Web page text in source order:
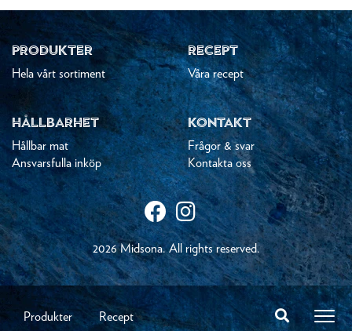
Produkter Recept
PRODUKTER
Hela vårt sortiment
RECEPT
Våra recept
HÅLLBARHET
Hållbar mat
Ansvarsfulla inköp
KONTAKT
Frågor & svar
Kontakta oss
2026 Midsona. All rights reserved.